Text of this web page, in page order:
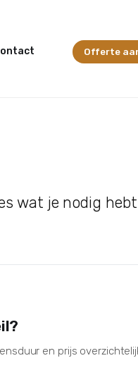
Offerte
wat je nodig
en prijs